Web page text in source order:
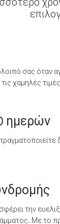
σας όταν
χαμηλές
ημερών
την
Με το